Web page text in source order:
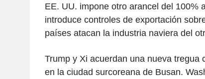
EE. UU. impone otro arancel del 100%
introduce controles de exportación
países atacan la industria naviera del
Trump y Xi acuerdan una nueva tregua
en la ciudad surcoreana de Busan.